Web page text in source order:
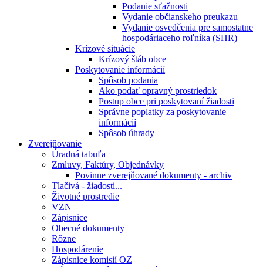
Podanie sťažnosti
Vydanie občianskeho preukazu
Vydanie osvedčenia pre samostatne
hospodáriaceho roľníka (SHR)
Krízové situácie
Krízový štáb obce
Poskytovanie informácií
Spôsob podania
Ako podať opravný prostriedok
Postup obce pri poskytovaní žiadosti
Správne poplatky za poskytovanie
informácií
Spôsob úhrady
Zverejňovanie
Úradná tabuľa
Zmluvy, Faktúry, Objednávky
Povinne zverejňované dokumenty - archiv
Tlačivá - žiadosti...
Životné prostredie
VZN
Zápisnice
Obecné dokumenty
Rôzne
Hospodárenie
Zápisnice komisií OZ